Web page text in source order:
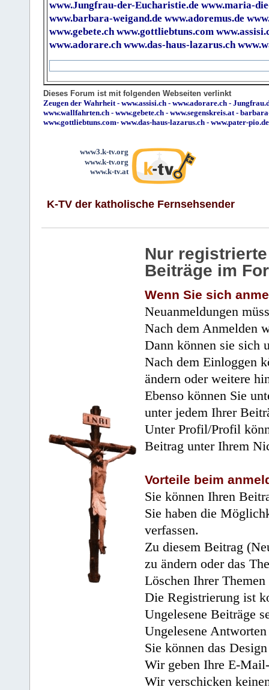
www.Jungfrau-der-Eucharistie.de www.maria-
www.barbara-weigand.de www.adoremus.de
www.gebete.ch www.gottliebtuns.com
www.adorare.ch www.das-haus-lazarus.ch
Dieses Forum ist mit folgenden Webseiten verlinkt
Zeugen der Wahrheit - www.assisi.ch - www.adorare.ch -
www.wallfahrten.ch - www.gebete.ch - www.segenskreis.at -
www.gottliebtuns.com- www.das-haus-lazarus.ch - www.pater-pio.de
www3.k-tv.org
www.k-tv.org
www.k-tv.at
K-TV der katholische Fernsehsender
Nur
Beiträge im
Wenn Sie sich
Neuanmeldungen
Nach dem Anmelden
Dann können sie sich
Nach dem Einloggen
ändern oder weitere
Ebenso können Sie
unter jedem Ihrer
Unter Profil/Profil
Beitrag unter Ihrem
Vorteile beim
Sie können Ihren
Sie haben die
verfassen.
Zu diesem Beitrag
zu ändern oder das
Löschen Ihrer
Die Registrierung ist
Ungelesene Beiträge
Ungelesene
Sie können das
Wir geben Ihre E-
Wir verschicken